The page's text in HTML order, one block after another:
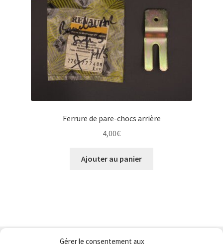
Gérer le consentement aux
Ferrure de pare-chocs arrière
4,00€
Ajouter au panier